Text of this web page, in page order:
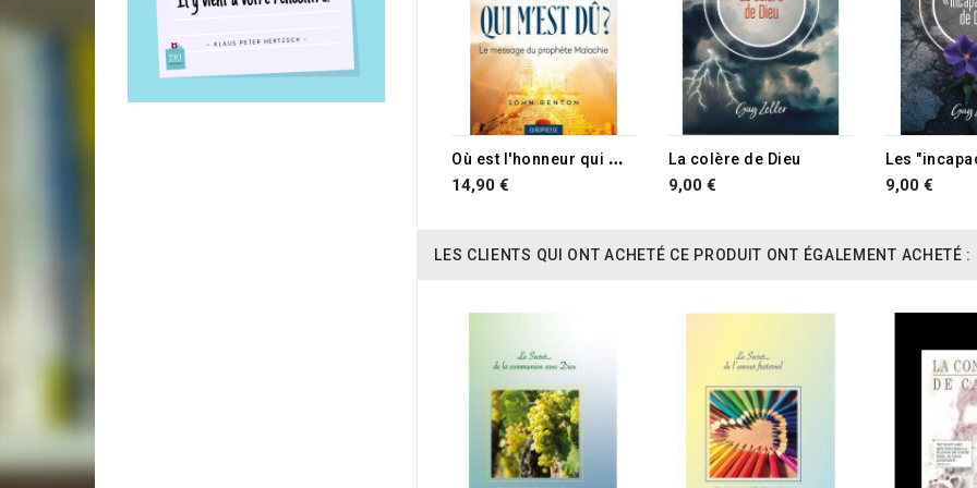
O
ù est l'honneur qui m'est dû ?
14,90 €
La colère de Dieu
9,00 € 9,00 €
LES CLIENTS QUI ONT ACHETÉ CE PRODUIT ONT ÉGALEMENT ACHETÉ :